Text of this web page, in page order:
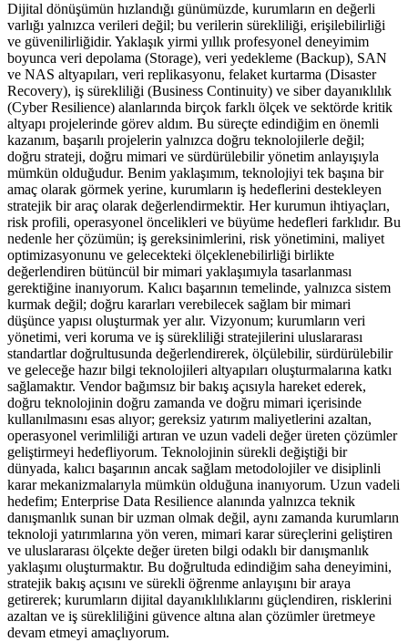
Dijital dönüşümün hızlandığı günümüzde, kurumların en değerli
varlığı yalnızca verileri değil; bu verilerin sürekliliği, erişilebilirliği
ve güvenilirliğidir. Yaklaşık yirmi yıllık profesyonel deneyimim
boyunca veri depolama (Storage), veri yedekleme (Backup), SAN
ve NAS altyapıları, veri replikasyonu, felaket kurtarma (Disaster
Recovery), iş sürekliliği (Business Continuity) ve siber dayanıklılık
(Cyber Resilience) alanlarında birçok farklı ölçek ve sektörde kritik
altyapı projelerinde görev aldım. Bu süreçte edindiğim en önemli
kazanım, başarılı projelerin yalnızca doğru teknolojilerle değil;
doğru strateji, doğru mimari ve sürdürülebilir yönetim anlayışıyla
mümkün olduğudur. Benim yaklaşımım, teknolojiyi tek başına bir
amaç olarak görmek yerine, kurumların iş hedeflerini destekleyen
stratejik bir araç olarak değerlendirmektir. Her kurumun ihtiyaçları,
risk profili, operasyonel öncelikleri ve büyüme hedefleri farklıdır. Bu
nedenle her çözümün; iş gereksinimlerini, risk yönetimini, maliyet
optimizasyonunu ve gelecekteki ölçeklenebilirliği birlikte
değerlendiren bütüncül bir mimari yaklaşımıyla tasarlanması
gerektiğine inanıyorum. Kalıcı başarının temelinde, yalnızca sistem
kurmak değil; doğru kararları verebilecek sağlam bir mimari
düşünce yapısı oluşturmak yer alır. Vizyonum; kurumların veri
yönetimi, veri koruma ve iş sürekliliği stratejilerini uluslararası
standartlar doğrultusunda değerlendirerek, ölçülebilir, sürdürülebilir
ve geleceğe hazır bilgi teknolojileri altyapıları oluşturmalarına katkı
sağlamaktır. Vendor bağımsız bir bakış açısıyla hareket ederek,
doğru teknolojinin doğru zamanda ve doğru mimari içerisinde
kullanılmasını esas alıyor; gereksiz yatırım maliyetlerini azaltan,
operasyonel verimliliği artıran ve uzun vadeli değer üreten çözümler
geliştirmeyi hedefliyorum. Teknolojinin sürekli değiştiği bir
dünyada, kalıcı başarının ancak sağlam metodolojiler ve disiplinli
karar mekanizmalarıyla mümkün olduğuna inanıyorum. Uzun vadeli
hedefim; Enterprise Data Resilience alanında yalnızca teknik
danışmanlık sunan bir uzman olmak değil, aynı zamanda kurumların
teknoloji yatırımlarına yön veren, mimari karar süreçlerini geliştiren
ve uluslararası ölçekte değer üreten bilgi odaklı bir danışmanlık
yaklaşımı oluşturmaktır. Bu doğrultuda edindiğim saha deneyimini,
stratejik bakış açısını ve sürekli öğrenme anlayışını bir araya
getirerek; kurumların dijital dayanıklılıklarını güçlendiren, risklerini
azaltan ve iş sürekliliğini güvence altına alan çözümler üretmeye
devam etmeyi amaçlıyorum.